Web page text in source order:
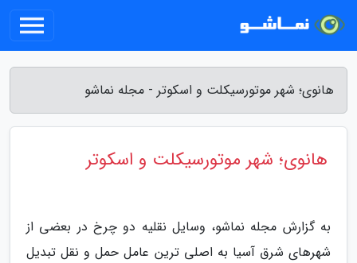
هانوی؛ شهر موتورسیکلت و اسکوتر - مجله نماشو
هانوی؛ شهر موتورسیکلت و اسکوتر
به گزارش مجله نماشو، وسایل نقلیه دو چرخ در بعضی از
شهرهای شرق آسیا به اصلی ترین عامل حمل و نقل تبدیل